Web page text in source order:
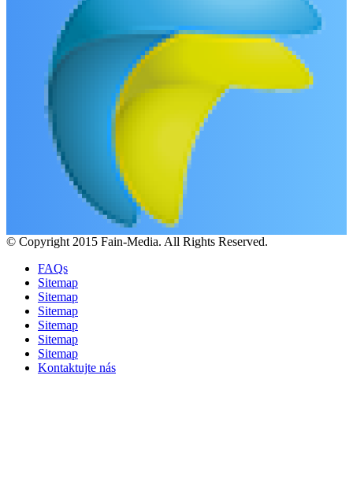
© Copyright 2015 Fain-Media. All Rights Reserved.
FAQs
Sitemap
Sitemap
Sitemap
Sitemap
Sitemap
Sitemap
Kontaktujte nás